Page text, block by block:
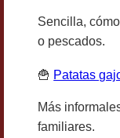
Sencilla,
o pescados.
🍟 Patatas
Más
familiares.